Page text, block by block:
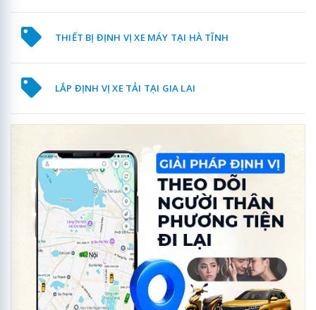
THIẾT BỊ ĐỊNH VỊ XE MÁY TẠI HÀ TĨNH
LẮP ĐỊNH VỊ XE TẢI TẠI GIA LAI